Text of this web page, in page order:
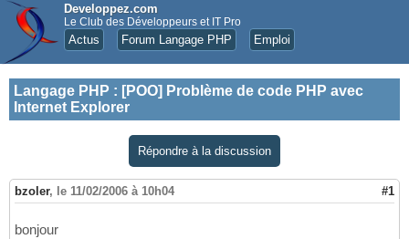
Developpez.com
Le Club des Développeurs et IT Pro
Actus Forum Langage PHP Emploi
Langage PHP : [POO] Problème de code PHP avec
Internet Explorer
Répondre à la discussion
bzoler, le 11/02/2006 à 10h04 #1
bonjour